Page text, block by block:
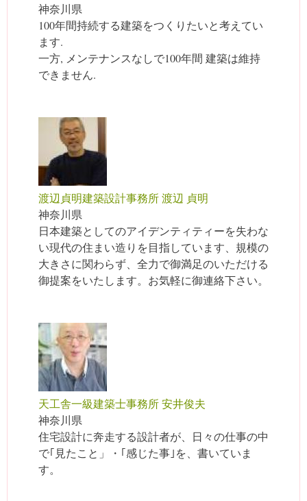
神奈川県
100年間持続する建築をつくりたいと考えてい
ます.
一方, メンテナンスなしで100年間 建築は維持
できません.
渡辺貞明建築設計事務所 渡辺 貞明
神奈川県
日本建築としてのアイデンティティーを失わな
い現代の住まい造りを目指しています、規模の
大きさに関わらず、全力で御満足のいただける
御提案をいたします。お気軽に御連絡下さい。
天工舎一級建築士事務所 安井俊夫
神奈川県
住宅設計に奔走する設計者が、日々の仕事の中
で｢見たこと」・｢感じた事｣を、書いていま
す。